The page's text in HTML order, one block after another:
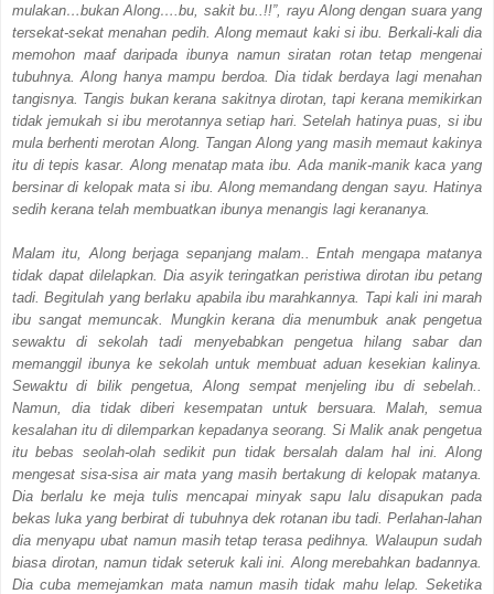
mulakan…bukan Along….bu, sakit bu..!!”, rayu Along dengan suara yang
tersekat-sekat menahan pedih. Along memaut kaki si ibu. Berkali-kali dia
memohon maaf daripada ibunya namun siratan rotan tetap mengenai
tubuhnya. Along hanya mampu berdoa. Dia tidak berdaya lagi menahan
tangisnya. Tangis bukan kerana sakitnya dirotan, tapi kerana memikirkan
tidak jemukah si ibu merotannya setiap hari. Setelah hatinya puas, si ibu
mula berhenti merotan Along. Tangan Along yang masih memaut kakinya
itu di tepis kasar. Along menatap mata ibu. Ada manik-manik kaca yang
bersinar di kelopak mata si ibu. Along memandang dengan sayu. Hatinya
sedih kerana telah membuatkan ibunya menangis lagi kerananya.
Malam itu, Along berjaga sepanjang malam.. Entah mengapa matanya
tidak dapat dilelapkan. Dia asyik teringatkan peristiwa dirotan ibu petang
tadi. Begitulah yang berlaku apabila ibu marahkannya. Tapi kali ini marah
ibu sangat memuncak. Mungkin kerana dia menumbuk anak pengetua
sewaktu di sekolah tadi menyebabkan pengetua hilang sabar dan
memanggil ibunya ke sekolah untuk membuat aduan kesekian kalinya.
Sewaktu di bilik pengetua, Along sempat menjeling ibu di sebelah..
Namun, dia tidak diberi kesempatan untuk bersuara. Malah, semua
kesalahan itu di dilemparkan kepadanya seorang. Si Malik anak pengetua
itu bebas seolah-olah sedikit pun tidak bersalah dalam hal ini. Along
mengesat sisa-sisa air mata yang masih bertakung di kelopak matanya.
Dia berlalu ke meja tulis mencapai minyak sapu lalu disapukan pada
bekas luka yang berbirat di tubuhnya dek rotanan ibu tadi. Perlahan-lahan
dia menyapu ubat namun masih tetap terasa pedihnya. Walaupun sudah
biasa dirotan, namun tidak seteruk kali ini. Along merebahkan badannya.
Dia cuba memejamkan mata namun masih tidak mahu lelap. Seketika